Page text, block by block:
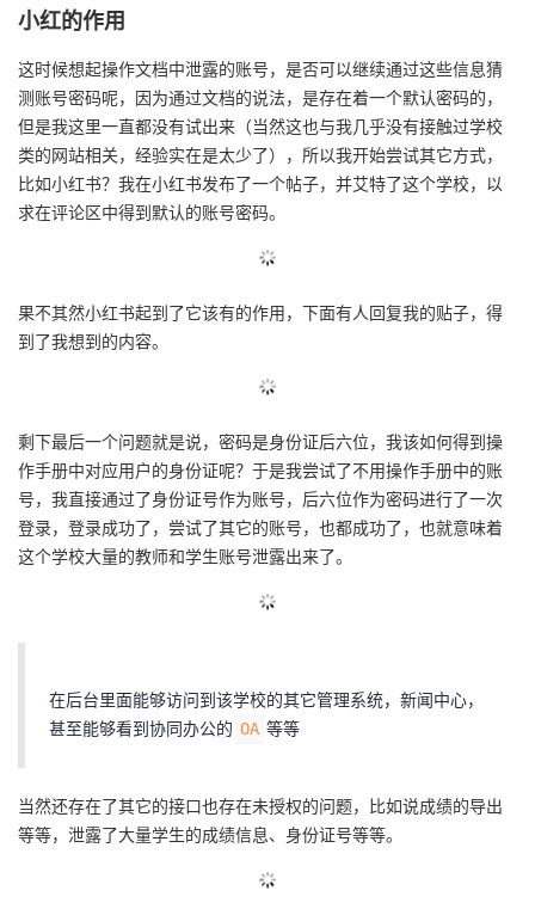
小红的作用
这时候想起操作文档中泄露的账号，是否可以继续通过这些信息猜
测账号密码呢，因为通过文档的说法，是存在着一个默认密码的，
但是我这里一直都没有试出来（当然这也与我几乎没有接触过学校
类的网站相关，经验实在是太少了），所以我开始尝试其它方式，
比如小红书？我在小红书发布了一个帖子，并艾特了这个学校，以
求在评论区中得到默认的账号密码。
果不其然小红书起到了它该有的作用，下面有人回复我的贴子，得
到了我想到的内容。
剩下最后一个问题就是说，密码是身份证后六位，我该如何得到操
作手册中对应用户的身份证呢？于是我尝试了不用操作手册中的账
号，我直接通过了身份证号作为账号，后六位作为密码进行了一次
登录，登录成功了，尝试了其它的账号，也都成功了，也就意味着
这个学校大量的教师和学生账号泄露出来了。
在后台里面能够访问到该学校的其它管理系统，新闻中心，
甚至能够看到协同办公的 OA 等等
当然还存在了其它的接口也存在未授权的问题，比如说成绩的导出
等等，泄露了大量学生的成绩信息、身份证号等等。